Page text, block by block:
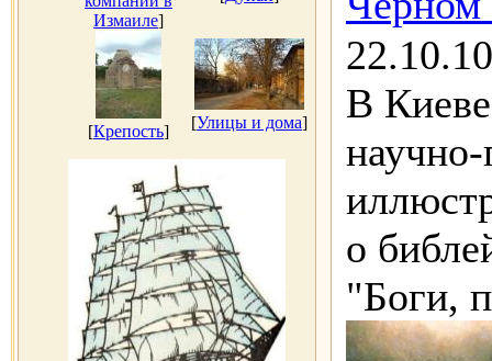
Измаиле]
[Крепость] [Улицы и дома]
В
о
"Боги,